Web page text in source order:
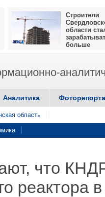
Строители
области
больше
Аналитика
область
что
реактора